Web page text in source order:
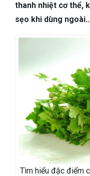
thanh nhiệt cơ thể,
sẹo khi dùng
Tìm hiểu đặc điểm